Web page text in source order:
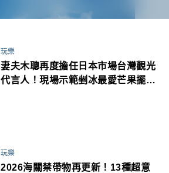
玩樂
妻夫木聰再度擔任日本市場台灣觀光
代言人！現場示範剉冰最愛芒果擺滿
玩樂
2026海關禁帶物再更新！13種超意